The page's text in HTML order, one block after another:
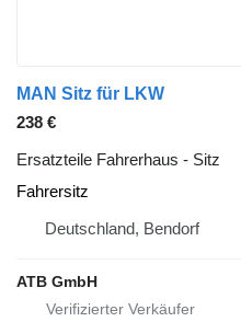
MAN Sitz für LKW
238 €
Ersatzteile Fahrerhaus - Sitz
Fahrersitz
Deutschland, Bendorf
ATB GmbH